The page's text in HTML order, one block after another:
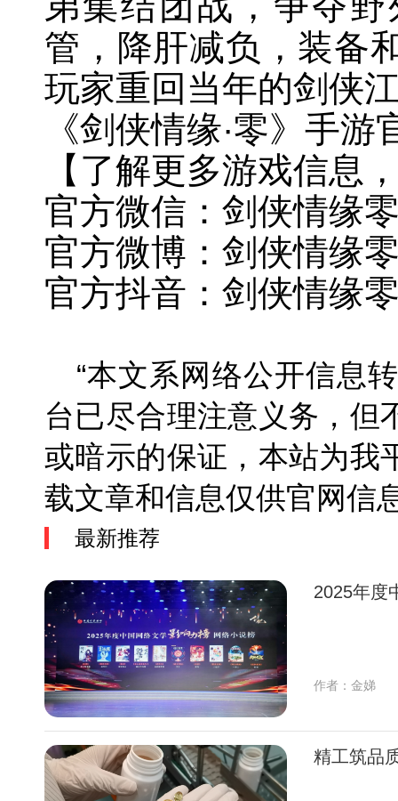
管，降肝减负，装备
玩家重回当年的剑侠
《剑侠情缘·零》手
【了解更多游戏信息
官方微信：剑侠情缘
官方微博：剑侠情缘
官方抖音：剑侠情缘
“本文系网络公开信息
台已尽合理注意义务，但
或暗示的保证，本站为我
载文章和信息仅供官
最新推荐
2025年度
作者：金娣
精工筑品